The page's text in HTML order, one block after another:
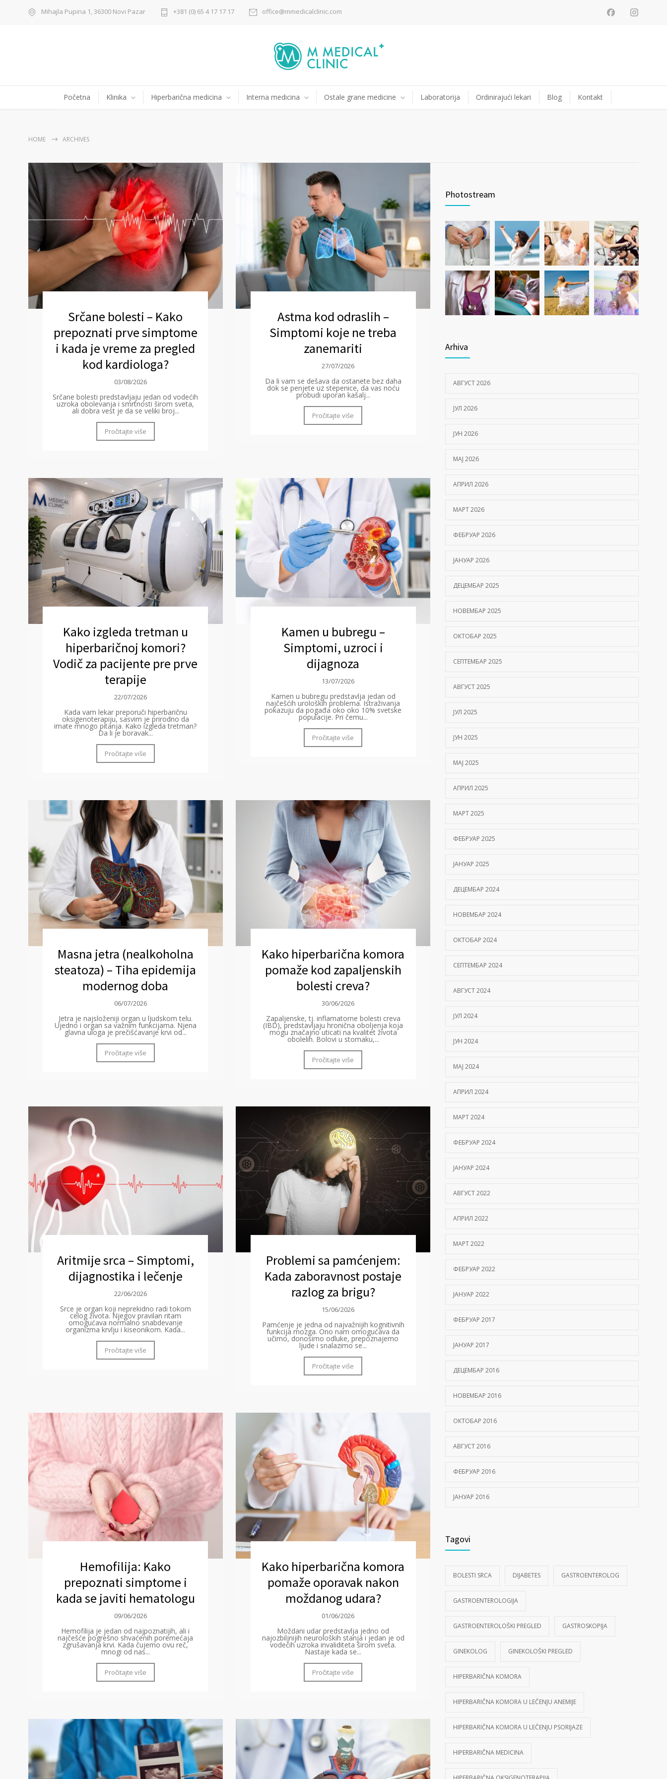
Mihajla Pupina 1, 36300 Novi Pazar +381 (0) 65 4 17 17 17 office@mmedicalclinic.com
Početna Klinika Hiperbarična medicina Interna medicina Ostale grane medicine Laboratorija Ordinirajući lekari Blog Kontakt
HOME ARCHIVES
Srčane bolesti – Kako
prepoznati prve simptome
i kada je vreme za pregled
kod kardiologa?
03/08/2026
Srčane bolesti predstavljaju jedan od vodećih
uzroka obolevanja i smrtnosti širom sveta,
ali dobra vest je da se veliki broj...
Pročitajte više
Astma kod odraslih –
Simptomi koje ne treba
zanemariti
27/07/2026
Da li vam se dešava da ostanete bez daha
dok se penjete uz stepenice, da vas noću
probudi uporan kašalj...
Pročitajte više
Kako izgleda tretman u
hiperbaričnoj komori?
Vodič za pacijente pre prve
terapije
22/07/2026
Kada vam lekar preporuči hiperbaričnu
oksigenoterapiju, sasvim je prirodno da
imate mnogo pitanja. Kako izgleda tretman?
Da li je boravak...
Pročitajte više
Kamen u bubregu –
Simptomi, uzroci i
dijagnoza
13/07/2026
Kamen u bubregu predstavlja jedan od
najčešćih uroloških problema. Istraživanja
pokazuju da pogađa oko oko 10% svetske
populacije. Pri čemu...
Pročitajte više
Masna jetra (nealkoholna
steatoza) – Tiha epidemija
modernog doba
06/07/2026
Jetra je najsloženiji organ u ljudskom telu.
Ujedno i organ sa važnim funkcijama. Njena
glavna uloga je prečišćavanje krvi od...
Pročitajte više
Kako hiperbarična komora
pomaže kod zapaljenskih
bolesti creva?
30/06/2026
Zapaljenske, tj. inflamatorne bolesti creva
(IBD), predstavljaju hronična oboljenja koja
mogu značajno uticati na kvalitet života
obolelih. Bolovi u stomaku,...
Pročitajte više
Aritmije srca – Simptomi,
dijagnostika i lečenje
22/06/2026
Srce je organ koji neprekidno radi tokom
celog života. Njegov pravilan ritam
omogućava normalno snabdevanje
organizma krvlju i kiseonikom. Kada...
Pročitajte više
Problemi sa pamćenjem:
Kada zaboravnost postaje
razlog za brigu?
15/06/2026
Pamćenje je jedna od najvažnijih kognitivnih
funkcija mozga. Ono nam omogućava da
učimo, donosimo odluke, prepoznajemo
ljude i snalazimo se...
Pročitajte više
Hemofilija: Kako
prepoznati simptome i
kada se javiti hematologu
09/06/2026
Hemofilija je jedan od najpoznatijih, ali i
najčešće pogrešno shvaćenih poremećaja
zgrušavanja krvi. Kada čujemo ovu reč,
mnogi od nas...
Pročitajte više
Kako hiperbarična komora
pomaže oporavak nakon
moždanog udara?
01/06/2026
Moždani udar predstavlja jedno od
najozbiljnijih neuroloških stanja i jedan je od
vodećih uzroka invaliditeta širom sveta.
Nastaje kada se...
Pročitajte više
Photostream
Arhiva
АВГУСТ 2026
ЈУЛ 2026
ЈУН 2026
МАЈ 2026
АПРИЛ 2026
МАРТ 2026
ФЕБРУАР 2026
ЈАНУАР 2026
ДЕЦЕМБАР 2025
НОВЕМБАР 2025
ОКТОБАР 2025
СЕПТЕМБАР 2025
АВГУСТ 2025
ЈУЛ 2025
ЈУН 2025
МАЈ 2025
АПРИЛ 2025
МАРТ 2025
ФЕБРУАР 2025
ЈАНУАР 2025
ДЕЦЕМБАР 2024
НОВЕМБАР 2024
ОКТОБАР 2024
СЕПТЕМБАР 2024
АВГУСТ 2024
ЈУЛ 2024
ЈУН 2024
МАЈ 2024
АПРИЛ 2024
МАРТ 2024
ФЕБРУАР 2024
ЈАНУАР 2024
АВГУСТ 2022
АПРИЛ 2022
МАРТ 2022
ФЕБРУАР 2022
ЈАНУАР 2022
ФЕБРУАР 2017
ЈАНУАР 2017
ДЕЦЕМБАР 2016
НОВЕМБАР 2016
ОКТОБАР 2016
АВГУСТ 2016
ФЕБРУАР 2016
ЈАНУАР 2016
Tagovi
BOLESTI SRCA DIJABETES GASTROENTEROLOG
GASTROENTEROLOGIJA
GASTROENTEROLOŠKI PREGLED GASTROSKOPIJA
GINEKOLOG GINEKOLOŠKI PREGLED
HIPERBARIČNA KOMORA
HIPERBARIČNA KOMORA U LEČENJU ANEMIJE
HIPERBARIČNA KOMORA U LEČENJU PSORIJAZE
HIPERBARIČNA MEDICINA